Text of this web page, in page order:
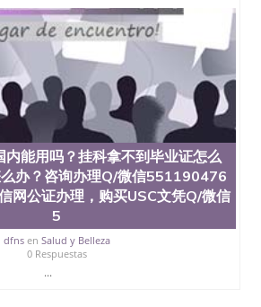
州立大学毕业证（San Jose State
州立大学毕业证（San Jose State
州立大学成绩单（San Jose State
州立大学成绩单（ San Jose State
州立大学成绩单（San Jose State
圣何塞州立大学文凭（San Jose
何塞州立大学（San Jose State
州立大学（San Jose State
州立大学（ San Jose State
州立大学（San Jose State
州立大学文凭（San Jose State
州立大学文凭（San Jose State
何塞州立大学文凭（San Jose
圣何塞州立大学学历（ San Jose
圣何塞州立大学学历（San Jose
圣何塞州立大学学历（San Jose
内能用吗？挂科拿不到毕业证怎么
办？咨询办理Q/微信551190476
网公证办理，购买USC文凭Q/微信
5
dfnsen Salud y Belleza
0 Respuestas
...